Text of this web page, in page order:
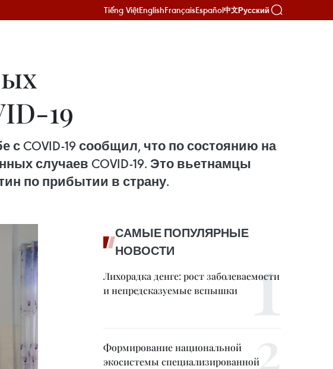
Tiếng ViệtEnglishFrançaisEspañol中文Русский
19
COVID-19 сообщил, что по состоянию на
случаев COVID-19. Это вьетнамцы
по прибытии в страну.
САМЫЕ ПОПУЛЯРНЫЕ
НОВОСТИ
Лихорадка денге: рост заболеваемости
и непредсказуемые вспышки
Формирование национальной
экосистемы специализированной